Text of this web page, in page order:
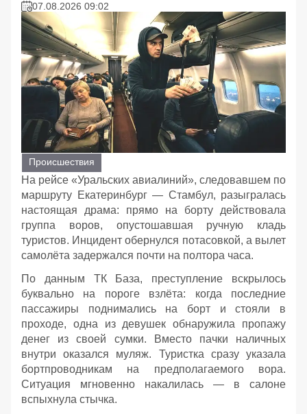
07.08.2026 09:02
Происшествия
На рейсе «Уральских авиалиний», следовавшем по
маршруту Екатеринбург — Стамбул, разыгралась
настоящая драма: прямо на борту действовала
группа воров, опустошавшая ручную кладь
туристов. Инцидент обернулся потасовкой, а вылет
самолёта задержался почти на полтора часа.
По данным ТК База, преступление вскрылось
буквально на пороге взлёта: когда последние
пассажиры поднимались на борт и стояли в
проходе, одна из девушек обнаружила пропажу
денег из своей сумки. Вместо пачки наличных
внутри оказался муляж. Туристка сразу указала
бортпроводникам на предполагаемого вора.
Ситуация мгновенно накалилась — в салоне
вспыхнула стычка.